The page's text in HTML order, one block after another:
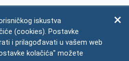
iskustva
(cookies). Postavke
i prilagođavati u vašem web
kolačića" možete